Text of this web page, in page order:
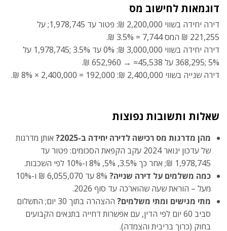
דוגמאות לחישוב מס
דירה יחידה בשווי
2,200,000 ₪: פטור עד ‎1,978,745; על
221,255 ₪ המס ‎3.5% = 7,744 ₪.
דירה יחידה בשווי 3,000,000 ₪: 0% עד ‎1,978,745; 3.5% על
‎368,295; 5% על ‎652,960 → ≈45,538 ₪.
דירה שנייה בשווי 2,400,000 ₪: ‎8% × ‎2,400,000 = 192,000 ₪.
שאלות ותשובות נפוצות
מהן מדרגות מס רכישה לדירה יחידה ב-2025?
אותן מדרגות
של עדכון ינואר 2024 עקב הקפאת הסכומים: פטור עד
‎1,978,745 ₪; אחר כך 3.5%, 5%, 8% ו-10% לפי השכבות.
כמה משלמים על דירה שנייה?
8% עד ‎6,055,070 ₪ ו-10%
מעל – הוראת שעה שהוארכה עד סוף 2026.
מתי מגישים ומתי משלמים?
ההצהרה בתוך 30 יום; התשלום
סביב 60 יום לפי הדין, עם אפשרות דחייה בתנאים הקבועים
בחוק (כרוך בריבית והצמדה).